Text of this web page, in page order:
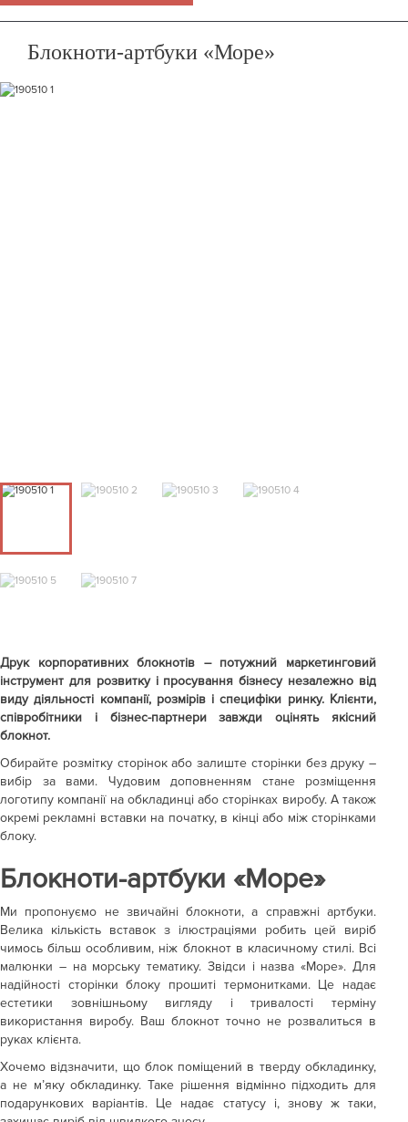
Блокноти-артбуки «Море»
Друк корпоративних блокнотів – потужний маркетинговий
інструмент для розвитку і просування бізнесу незалежно від
виду діяльності компанії, розмірів і специфіки ринку. Клієнти,
співробітники і бізнес-партнери завжди оцінять якісний
блокнот.
Обирайте розмітку сторінок або залиште сторінки без друку –
вибір за вами. Чудовим доповненням стане розміщення
логотипу компанії на обкладинці або сторінках виробу. А також
окремі рекламні вставки на початку, в кінці або між сторінками
блоку.
Блокноти-артбуки «Море»
Ми пропонуємо не звичайні блокноти, а справжні артбуки.
Велика кількість вставок з ілюстраціями робить цей виріб
чимось більш особливим, ніж блокнот в класичному стилі. Всі
малюнки – на морську тематику. Звідси і назва «Море». Для
надійності сторінки блоку прошиті термонитками. Це надає
естетики зовнішньому вигляду і тривалості терміну
використання виробу. Ваш блокнот точно не розвалиться в
руках клієнта.
Хочемо відзначити, що блок поміщений в тверду обкладинку,
а не м’яку обкладинку. Таке рішення відмінно підходить для
подарункових варіантів. Це надає статусу і, знову ж таки,